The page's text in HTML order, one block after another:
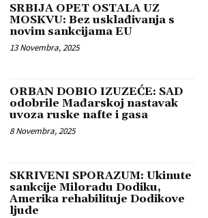
SRBIJA OPET OSTALA UZ
MOSKVU: Bez usklađivanja s
novim sankcijama EU
13 Novembra, 2025
ORBAN DOBIO IZUZEĆE: SAD
odobrile Mađarskoj nastavak
uvoza ruske nafte i gasa
8 Novembra, 2025
SKRIVENI SPORAZUM: Ukinute
sankcije Miloradu Dodiku,
Amerika rehabilituje Dodikove
ljude